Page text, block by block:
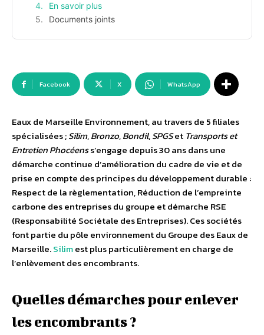
En savoir plus
Documents joints
Facebook X WhatsApp
Eaux de Marseille Environnement, au travers de 5 filiales
spécialisées ;Silim,Bronzo,Bondil,SPGSet Transports et
Entretien Phocéenss’engage depuis 30 ans dans une
démarche continue d’amélioration du cadre de vie et de
prise en compte des principes du développement durable :
Respect de la règlementation, Réduction de l’empreinte
carbone des entreprises du groupe et démarche RSE
(Responsabilité Sociétale des Entreprises). Ces sociétés
font partie du pôle environnement du Groupe des Eaux de
Marseille.Silimest plus particulièrement en charge de
l’enlèvement des encombrants.
Quelles démarches pour enlever
les encombrants ?